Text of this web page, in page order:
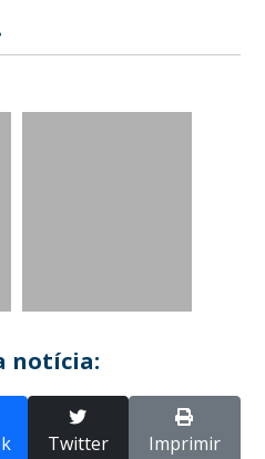
notícia:
Twitter Imprimir